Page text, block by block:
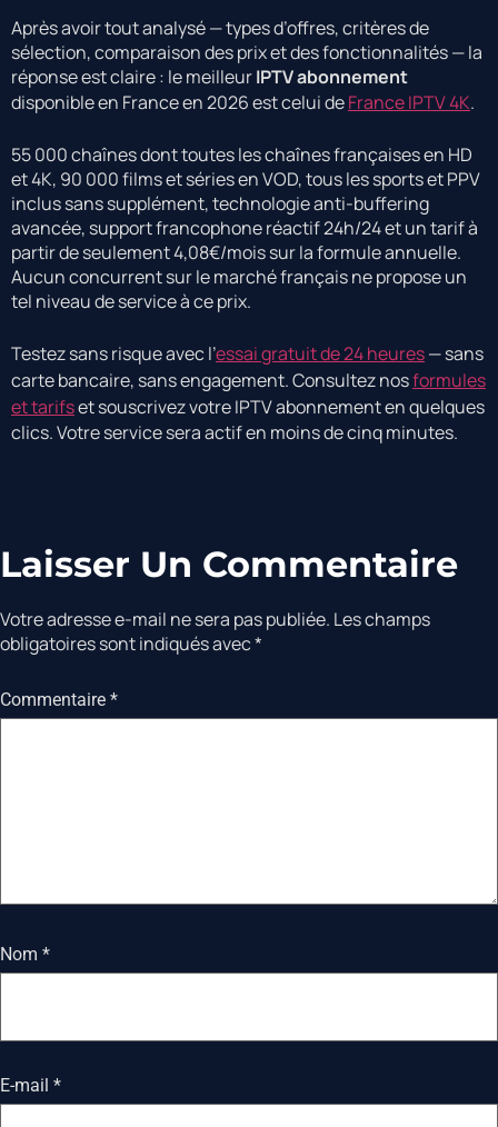
Après avoir tout analysé — types d’offres, critères de
sélection, comparaison des prix et des fonctionnalités — la
réponse est claire : le meilleurIPTV abonnement
disponible en France en 2026 est celui deFrance IPTV 4K.
55 000 chaînes dont toutes les chaînes françaises en HD
et 4K, 90 000 films et séries en VOD, tous les sports et PPV
inclus sans supplément, technologie anti-buffering
avancée, support francophone réactif 24h/24 et un tarif à
partir de seulement 4,08€/mois sur la formule annuelle.
Aucun concurrent sur le marché français ne propose un
tel niveau de service à ce prix.
Testez sans risque avec l’essai gratuit de 24 heures— sans
carte bancaire, sans engagement. Consultez nosformules
et tarifset souscrivez votre IPTV abonnement en quelques
clics. Votre service sera actif en moins de cinq minutes.
Laisser Un Commentaire
Votre adresse e-mail ne sera pas publiée. Les champs
obligatoires sont indiqués avec*
Commentaire *
Nom *
E-mail *